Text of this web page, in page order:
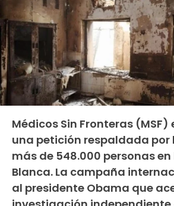
Médicos Sin Fronteras
una petición respaldada por
más de 548.000 personas
Blanca. La campaña
al presidente Obama que